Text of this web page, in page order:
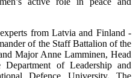
from Latvia and Finland -
of the Staff Battalion of the
Major Anne Lamminen, Head
of Leadership and
Defence University. The